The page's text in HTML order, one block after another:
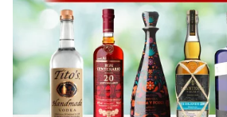
0:00～8/11 1:59まで